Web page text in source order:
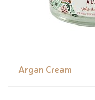
Argan Cream